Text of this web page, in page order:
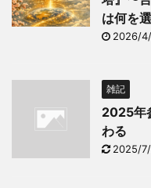
は何を
2026/
雑記
2025年
わる
2025/